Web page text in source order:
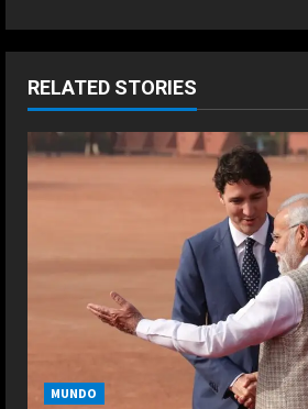
i
u
e
RELATED STORIES
MUNDO